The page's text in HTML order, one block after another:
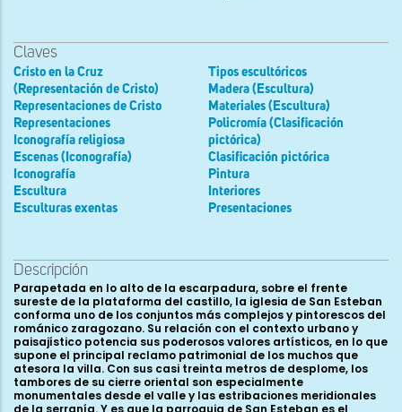
Claves
Cristo en la Cruz
(Representación de Cristo)
Representaciones de Cristo
Representaciones
Iconografía religiosa
Escenas (Iconografía)
Iconografía
Escultura
Esculturas exentas
Tipos escultóricos
Madera (Escultura)
Materiales (Escultura)
Policromía (Clasificación
pictórica)
Clasificación pictórica
Pintura
Interiores
Presentaciones
Descripción
Parapetada en lo alto de la escarpadura, sobre el frente sureste de la plataforma del castillo, la iglesia de San Esteban conforma uno de los conjuntos más complejos y pintorescos del románico zaragozano. Su relación con el contexto urbano y paisajístico potencia sus poderosos valores artísticos, en lo que supone el principal reclamo patrimonial de los muchos que atesora la villa. Con sus casi treinta metros de desplome, los tambores de su cierre oriental son especialmente monumentales desde el valle y las estribaciones meridionales de la serranía. Y es que la parroquia de San Esteban es el resultado de un ambicioso proyecto articulado a partir de la construcción de dos iglesias en pisos sucesivos; de una iglesia baja, sobre la que se asienta la iglesia superior. Esta tipología arquitectónica tiene un enorme eco a ambos lados de la frontera navarro-aragonesa. De hecho, en un radio de 40 km encontramos, además de Sos, otras dos iglesias dobles con tres naves: San Salvador de Leire y San Salvador de Murillo de Gállego; más frecuentes todavía serán las iglesias dobles de nave única que desde Loarre a San Martín de Unx o El Salvador de Gallipienzo irán simplificando el modelo hasta diluirlo en el ámbito de la arquitectura rural. El relieve histórico de la iglesia de San Esteban queda perfectamente demostrado a partir de la colección de documentos medievales que de una u otra forma nos ha legado. Nos encontramos ante una institución religiosa que tuvo un especial protagonismo entre los siglos XI y XIII. Buena parte del corpus documental proviene del archivo parroquial: el llamado Cartoral de la iglesia de San Esteban es el que recoge los documentos más antiguos, hasta aproximadamente 1129. Fue publicado por Galindo Romeo en los años veinte del siglo pasado; recientemente Elena Piedrafita ha transcrito el resto de instrumentos parroquiales de los siglos XII y XIII, y ha reconstruido la historia patrimonial de la institución. El resto de la documentación proviene, entre otros, de los archivos reales de Aragón y Navarra, del diocesano de Pamplona, del archivo del cercano monasterio de Leire y del Cartulario de Santa María de Uncastillo. Veamos detenidamente qué datos seguros podemos obtener de este rico corpus documental. Por la iglesia de Sos sostuvieron litigio, a partir de los últimos años del siglo XI los obispados de Pamplona y Jaca-Huesca. Al parecer sus diezmos eran percibidos, desde la fundación de la iglesia, por el monasterio de Leire y el obispado de Pamplona. Son numerosos los documentos que, falsos, interpolados o verdaderos, confirman tal vinculación. De entre los instrumentos conservados, una de las referencias más antiguas a la iglesia de Sos aparece en uno de estos documentos: en 1087, Sancho Ramírez confirma las propiedades del obispado de Pamplona. Entre tales propiedades aparecen Ecclesias etiam de Sos. En el Cartoral, en la actualidad perdido, hay referencias anteriores en el tiempo. Esta compilación es importante para valorar la historia del templo y su implantación en la comarca. Lamentablemente su desaparición nos ha dejado sólo con la transcripción realizada en los años 20 del siglo pasado. Para su completa comprensión sería imprescindible un estudio científico que aclarara algunos de los problemas, tanto cronológicos como onomásticos y de autoría que presenta. Tal y como lo leyó Galindo, la recopilación documental la inició Garcia Garceiç en 1059, quando feci ego istas casas propter amorem Dei et Sancti Stefani. En sus primeras líneas el supuesto autor de la copia cita la advocación completa del templo y el tesoro que guarecía: Hec est cartorarium Sancti Saluatoris et Sancti Stefani siue omnium reliquiarum qui ibi sunt. Para esa fecha el cercano monasterio de San Salvador de Leire ya mostraba a los peregrinos sus reliquias en la recién erigida iglesia baja. Tradicionalmente se ha considerado esa fecha como la de fundación del establecimiento monástico, como la primera data del compendio documental. Quizá sea así. Lo que no puede ser es que sea la fecha de la trascripción del repertorio, ya que los demás documentos parecen claramente posteriores. Lamentablemente sólo uno refiere su fecha de redacción: 1081; el último se puede situar entre 1119 y 1130. En estas referencias más tardías, aunque quizá antes de 1129, es cuando suponemos que se pudo compilar el Cartoral. Ante la ausencia de dataciones y escatocolos, los nombres de los donantes son fundamentales para ordenar la documentación. Y hay uno que se repite en el folio 2º y en el último (5º). El primero comienza con Et intrauit Garcia Furtugnonis et misit sua casa...; el otro cita a un Garsia Fortuniones archidiacono. No hay nada que nos impida pensar que se trata de la misma persona. ¿Se refiere ese intrauit a su toma de posesión como rector de la abadía? Es posible. Un instrumento del Cartulario de Santa María de Uncastillo se firmó in anno quando fuit Sancte Stephane traduto ad senior García Fertignons archidiacono. Vemos pues que la toma de posesión del senior García fue un acontecimiento de primer orden para la comarca. ¿Cuando se produjo? Poco podemos abundar en ese extremo. En 1107, la documentación de la catedral de Pamplona cita al primer eclesiástico de nombre conocido y con responsabilidad en San Esteban: es Garsias Sossensis prior. Es decir, García prior de Sos. ¿Es también este eclesiástico el Fortuniones? Así lo entendió por ejemplo Martín Duque, cuando lo identifica, en un documento sin fecha de Uncastillo, con el prior domno Garsia, similiter archidiacono. Y es que tal personaje era verdaderamente relevante. Citemos los demás datos conocidos de su actividad. Debía de estar muy unido a la catedral de Pamplona. En su archivo se guarda un documento en el que con el cargo de arcediano, “dona un campo a Santa María de Pamplona que le nutrió”. Ya en 1119 aparece junto al rey Alfonso I el Batallador entre los testigos de una importante donación tras la conquista de Tudela. Se le cita ya entonces como Garsias Fortuniones archidiaconus de Sos. Entre los beneficios concretos obtenidos en sus andanzas por el valle del Ebro conocemos uno patrimonial. Así, en 1127 se documenta su dominio sobre la abadía de Murel al norte de Zaragoza. Como arcediano de la Valdonsella, dentro del cabildo de la catedral de Pamplona, ejercía un papel rector en toda la comarca, por encima del prior y el cabildo de Santa María de Uncastillo. Estaba muy próximo a los obispos pamploneses; en un documento de Uncastillo se le cita como ayudante y colaborador de Guillermo (1116-1123); en otro de 1129 aparece en el séquito de Sancho (1122- 1142). En consecuencia, más allá del patrimonio concreto de la abadía, García Fortuniones disponía de unos recursos importantes, tanto por su dignidad dentro de la catedral de Pamplona, como por su papel en la reconquista y en el entorno de Alfonso el Batallador. Su testamento dejó sus propiedades de Sos a la abadía de San Esteban, en su advocación de San Salvador. Se citan una casa, cuatro viñas, cuatro piezas, un huerto y otro terreno, “para que San Salvador las posea enteras y libres a través de los siglos, por su alma, para que se le dedique una parte de las oraciones que allí fueran dichas por los siglos de los siglos. Amen”. En consecuencia, podemos concluir que, en un momento clave de su historia, la abadía de San Esteban de Sos estuvo, por un lado, en la órbita del obispado de Pamplona y su nueva catedral, y, por otro, en el entorno de Alfonso el Batallador y la reconquista de Tudela y Zaragoza, con las enormes riquezas que su ocupación llevó a manos cristianas. Incluso conservamos documentos que relatan cómo Sos acogió en ocasiones al propio rey. Sabemos, por ejemplo, que Alfonso el Batallador pasó en diciembre de 1129 unos días en la villa, reponiéndose de una leve enfermedad. Aprovechó su estancia para otorgar a los clérigos de Sos carta de ingenuidad y franquicia, tal y como habían hecho antes su padre y su hermano. ¿No depositaría esta u otras veces también aportes dinerarios contantes y sonantes? Entonces, como archidiácono figura ya Berenger Fortunons; poco después el rector de la comunidad será Enneco Fortuniones. Sólo unos años después, entre 1134 y 1137, se sigue documentando el interés de los reyes por potenciar la villa y sus defensas. De esos años, data la reforma del castillo que Ramiro II encomendó al Maestro Jordán. Después, ya en el último cuarto del XII y los primeros años del XIII, será prior y abad de San Esteban Pedro de la Peza. En esa época conocemos los primeros datos concretos de la organización de la comunidad de San Esteban; estaba integrada por diez clérigos, cinco diáconos y un subdiácono. Durante su mandato crecerá otra vez el patrimonio de la abadía, especialmente tras la donación de Sossito. Elena Piedrafita considera que para entonces la abadía de Sos había completado ya su patrimonio, observándose un evidente estancamiento, iniciado ya en el siglo anterior. Finalmente los clérigos se desentenderán de la explotación directa de los bienes de la abadía, cediéndolos en bloque a particulares, mediante el cobro de una elevada compensación monetaria. Las inscripciones epigráficas son otra fuente relevante de información documental. La primera que puede ilustrar la historia de la iglesia se encuentra en la galería abierta a los pies de la iglesia baja. Sobre una cruz inscrita en un disco, similar a otras que se distribuyen en todo el espacio, se lee STEFANIA. Desde el punto de vista cronológico, Cabañero y Escribano la han situado entre los siglos XII y XIII. Como las demás cruces, su finalidad sería también funeraria. Junto con otro rótulo de identificación de una de las figuras de las jambas, se ha relacionado desde antiguo con la reina Estefanía, esposa de García el de Nájera, hijo a su vez de Sancho, el Mayor (Galindo Romeo, 1929). Esta identificación ha supuesto la ayuda de la reina a la construcción del templo, una ayuda con respecto a la cual carecemos de evidencia documental. Sin embargo,